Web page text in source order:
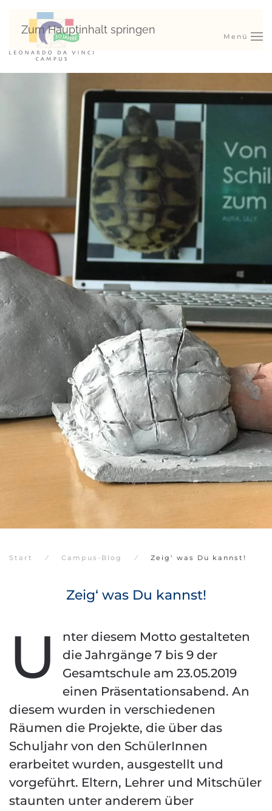
Zum Hauptinhalt springen
Menü
Start Campus-Blog Zeig‘ was Du kannst!
Zeig‘ was Du kannst!
U
nter diesem Motto gestalteten
die Jahrgänge 7 bis 9 der
Gesamtschule am 23.05.2019
einen Präsentationsabend. An
diesem wurden in verschiedenen
Räumen die Projekte, die über das
Schuljahr von den SchülerInnen
erarbeitet wurden, ausgestellt und
vorgeführt. Eltern, Lehrer und Mitschüler
staunten unter anderem über